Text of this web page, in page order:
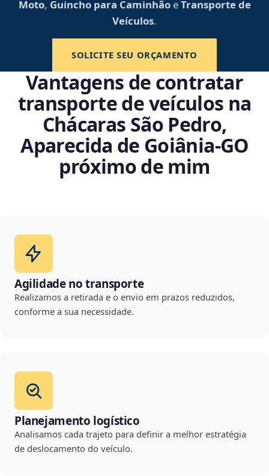
Moto, Guincho para CaminhãoeTransporte de
Veículos.
SOLICITE SEU ORÇAMENTO
Vantagens de contratar
transporte de veículos na
Chácaras São Pedro,
Aparecida de Goiânia‑GO
próximo de mim
Agilidade no transporte
Realizamos a retirada e o envio em prazos reduzidos,
conforme a sua necessidade.
Planejamento logístico
Analisamos cada trajeto para definir a melhor estratégia
de deslocamento do veículo.